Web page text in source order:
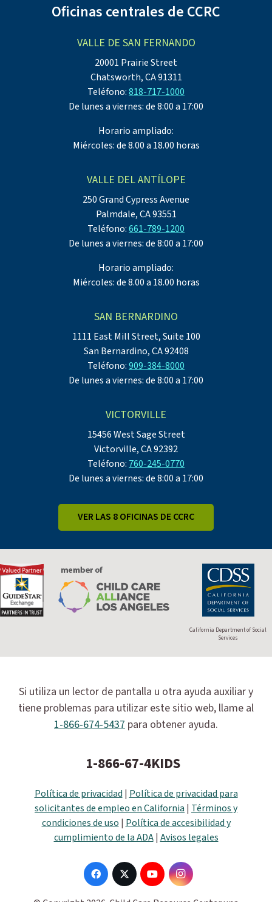
Oficinas centrales de CCRC
VALLE DE SAN FERNANDO
20001 Prairie Street
Chatsworth, CA 91311
Teléfono:818-717-1000
De lunes a viernes: de 8:00 a 17:00
Horario ampliado:
Miércoles: de 8.00 a 18.00 horas
VALLE DEL ANTÍLOPE
250 Grand Cypress Avenue
Palmdale, CA 93551
Teléfono:661-789-1200
De lunes a viernes: de 8:00 a 17:00
Horario ampliado:
Miércoles: de 8.00 a 18.00 horas
SAN BERNARDINO
1111 East Mill Street, Suite 100
San Bernardino, CA 92408
Teléfono:909-384-8000
De lunes a viernes: de 8:00 a 17:00
VICTORVILLE
15456 West Sage Street
Victorville, CA 92392
Teléfono: 760-245-0770
De lunes a viernes: de 8:00 a 17:00
VER LAS 8 OFICINAS DE CCRC
California Department of Social
Services
Si utiliza un lector de pantalla u otra ayuda auxiliar y
tiene problemas para utilizar este sitio web, llame al
1-866-674-5437 para obtener ayuda.
1-866-67-4KIDS
Política de privacidad | Política de privacidad para
solicitantes de empleo en California | Términos y
condiciones de uso | Política de accesibilidad y
cumplimiento de la ADA| Avisos legales